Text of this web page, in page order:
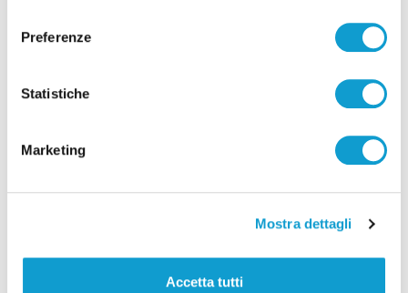
Preferenze
Statistiche
Marketing
Mostra dettagli
Accetta tutti